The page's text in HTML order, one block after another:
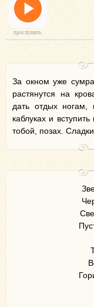
прослушать
За окном уже
растянутся на
дать отдых ногам,
каблуках и
тобой, позах.